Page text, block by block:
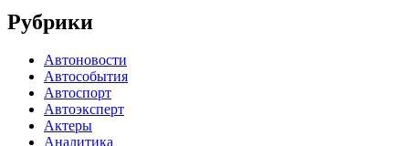
Рубрики
Автоновости
Автособытия
Автоспорт
Автоэксперт
Актеры
Аналитика